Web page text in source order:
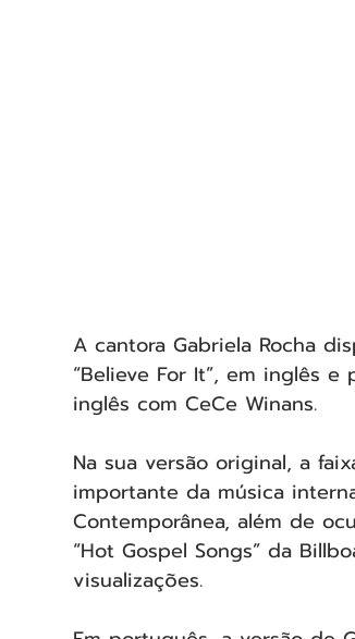
A cantora Gabriela Rocha
“Believe For It”, em inglês
inglês com CeCe Winans.
Na sua versão original, a
importante da música
Contemporânea, além de
“Hot Gospel Songs” da
visualizações.